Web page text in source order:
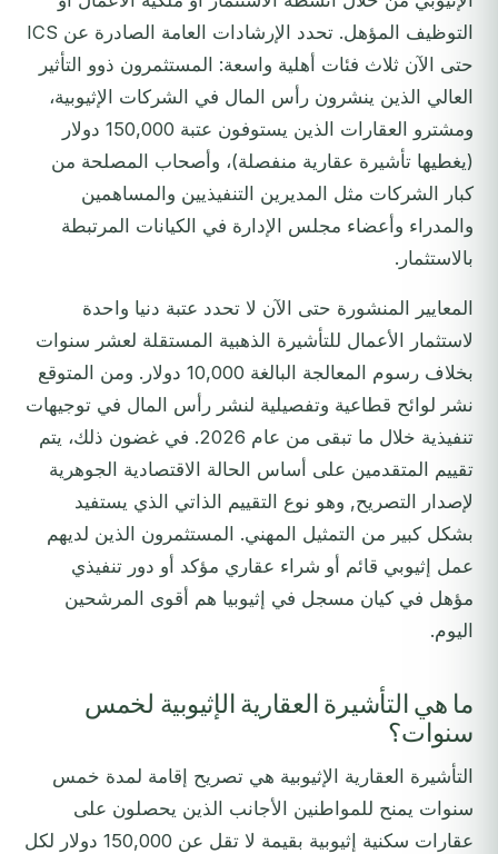
التوظيف المؤهل. تحدد الإرشادات العامة الصادرة عن ICS
حتى الآن ثلاث فئات أهلية واسعة: المستثمرون ذوو التأثير
العالي الذين ينشرون رأس المال في الشركات الإثيوبية،
ومشترو العقارات الذين يستوفون عتبة 150,000 دولار
(يغطيها تأشيرة عقارية منفصلة)، وأصحاب المصلحة من
كبار الشركات مثل المديرين التنفيذيين والمساهمين
والمدراء وأعضاء مجلس الإدارة في الكيانات المرتبطة
بالاستثمار.
المعايير المنشورة حتى الآن لا تحدد عتبة دنيا واحدة
لاستثمار الأعمال للتأشيرة الذهبية المستقلة لعشر سنوات
بخلاف رسوم المعالجة البالغة 10,000 دولار. ومن المتوقع
نشر لوائح قطاعية وتفصيلية لنشر رأس المال في توجيهات
تنفيذية خلال ما تبقى من عام 2026. في غضون ذلك، يتم
تقييم المتقدمين على أساس الحالة الاقتصادية الجوهرية
لإصدار التصريح, وهو نوع التقييم الذاتي الذي يستفيد
بشكل كبير من التمثيل المهني. المستثمرون الذين لديهم
عمل إثيوبي قائم أو شراء عقاري مؤكد أو دور تنفيذي
مؤهل في كيان مسجل في إثيوبيا هم أقوى المرشحين
اليوم.
ما هي التأشيرة العقارية الإثيوبية لخمس
سنوات؟
التأشيرة العقارية الإثيوبية هي تصريح إقامة لمدة خمس
سنوات يمنح للمواطنين الأجانب الذين يحصلون على
عقارات سكنية إثيوبية بقيمة لا تقل عن 150,000 دولار لكل